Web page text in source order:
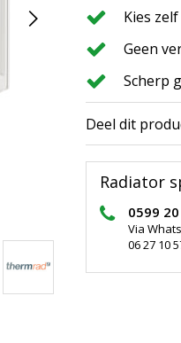
Kies
Geen
Scherp
Deel dit
Radiator
0599
Via
06 27 10